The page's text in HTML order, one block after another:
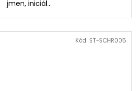
jmen, iniciál...
Kód: ST-SCHR005